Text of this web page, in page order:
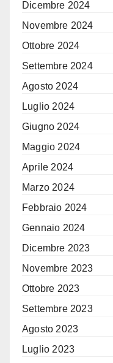
Dicembre 2024
Novembre 2024
Ottobre 2024
Settembre 2024
Agosto 2024
Luglio 2024
Giugno 2024
Maggio 2024
Aprile 2024
Marzo 2024
Febbraio 2024
Gennaio 2024
Dicembre 2023
Novembre 2023
Ottobre 2023
Settembre 2023
Agosto 2023
Luglio 2023